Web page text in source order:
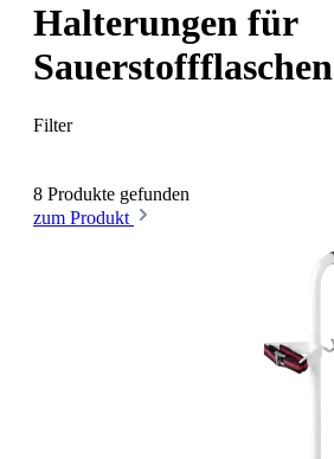
Halterungen für
Sauerstoffflaschen
Filter
8 Produkte gefunden
zum Produkt